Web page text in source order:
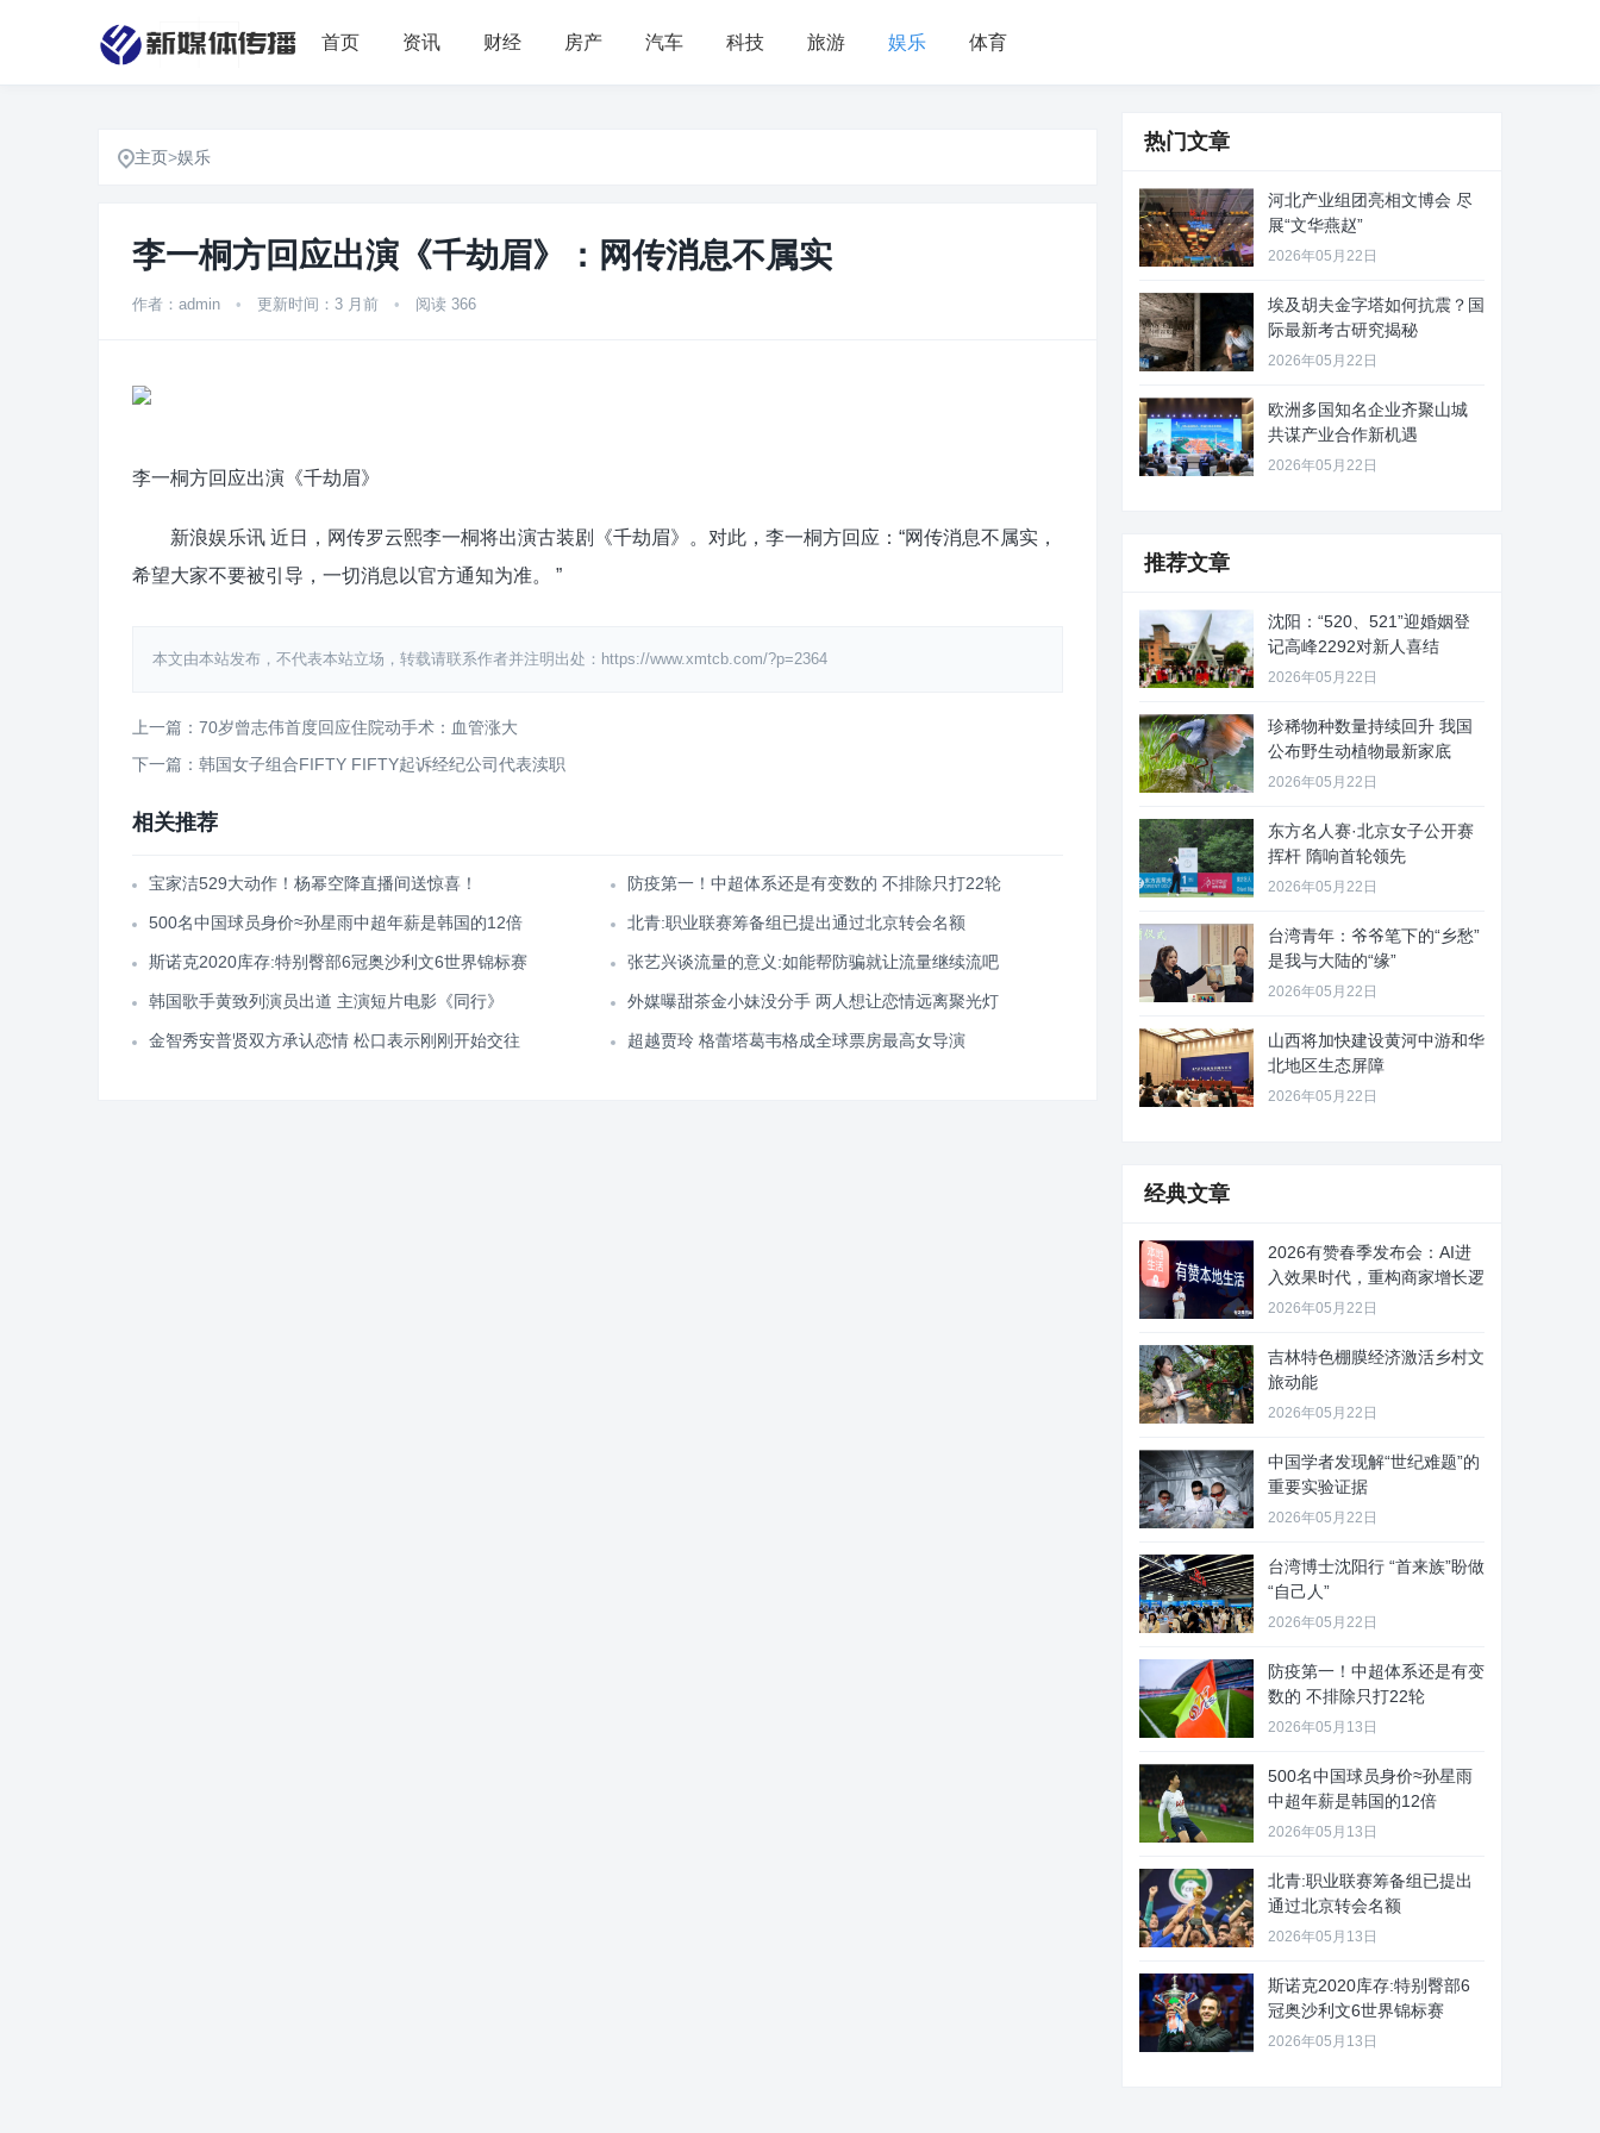
首页 资讯 财经 房产 汽车 科技 旅游 娱乐 体育
主页>娱乐
李一桐方回应出演《千劫眉》：网传消息不属实
作者：admin • 更新时间：3 月前 • 阅读 366
李一桐方回应出演《千劫眉》
新浪娱乐讯 近日，网传罗云熙李一桐将出演古装剧《千劫眉》。对此，李一桐方回应：“网传消息不属实，
希望大家不要被引导，一切消息以官方通知为准。 ”
本文由本站发布，不代表本站立场，转载请联系作者并注明出处：https://www.xmtcb.com/?p=2364
上一篇：70岁曾志伟首度回应住院动手术：血管涨大
下一篇：韩国女子组合FIFTY FIFTY起诉经纪公司代表渎职
相关推荐
宝家洁529大动作！杨幂空降直播间送惊喜！ 防疫第一！中超体系还是有变数的 不排除只打22轮
500名中国球员身价≈孙星雨中超年薪是韩国的12倍 北青:职业联赛筹备组已提出通过北京转会名额
斯诺克2020库存:特别臀部6冠奥沙利文6世界锦标赛 张艺兴谈流量的意义:如能帮防骗就让流量继续流吧
韩国歌手黄致列演员出道 主演短片电影《同行》 外媒曝甜茶金小妹没分手 两人想让恋情远离聚光灯
金智秀安普贤双方承认恋情 松口表示刚刚开始交往 超越贾玲 格蕾塔葛韦格成全球票房最高女导演
热门文章
河北产业组团亮相文博会 尽
展“文华燕赵”
2026年05月22日
埃及胡夫金字塔如何抗震？国
际最新考古研究揭秘
2026年05月22日
欧洲多国知名企业齐聚山城
共谋产业合作新机遇
2026年05月22日
推荐文章
沈阳：“520、521”迎婚姻登
记高峰2292对新人喜结
2026年05月22日
珍稀物种数量持续回升 我国
公布野生动植物最新家底
2026年05月22日
东方名人赛·北京女子公开赛
挥杆 隋响首轮领先
2026年05月22日
台湾青年：爷爷笔下的“乡愁”
是我与大陆的“缘”
2026年05月22日
山西将加快建设黄河中游和华
北地区生态屏障
2026年05月22日
经典文章
2026有赞春季发布会：AI进
入效果时代，重构商家增长逻
2026年05月22日
吉林特色棚膜经济激活乡村文
旅动能
2026年05月22日
中国学者发现解“世纪难题”的
重要实验证据
2026年05月22日
台湾博士沈阳行 “首来族”盼做
“自己人”
2026年05月22日
防疫第一！中超体系还是有变
数的 不排除只打22轮
2026年05月13日
500名中国球员身价≈孙星雨
中超年薪是韩国的12倍
2026年05月13日
北青:职业联赛筹备组已提出
通过北京转会名额
2026年05月13日
斯诺克2020库存:特别臀部6
冠奥沙利文6世界锦标赛
2026年05月13日